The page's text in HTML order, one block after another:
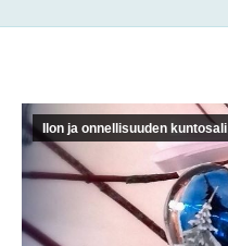
Ilon ja onnellisuuden kuntosali